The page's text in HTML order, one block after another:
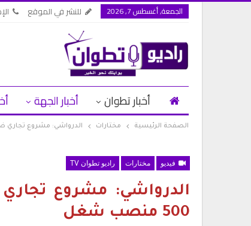
الجمعة, أغسطس 7, 2026 للنشر في الموقع
أخبار تطوان أخبار الجهة
الصفحة الرئيسية مختارات الدرواشي: مشروع تجاري ضخم من
فيديو مختارات راديو تطوان TV
الدرواشي: مشروع
500 منصب شغل